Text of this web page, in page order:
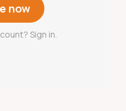
now
Sign in.